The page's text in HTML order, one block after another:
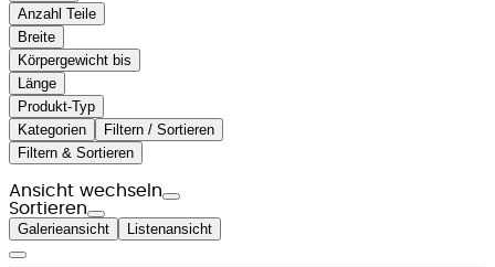
Anzahl Teile
Breite
Körpergewicht bis
Länge
Produkt-Typ
Kategorien
Filtern / Sortieren
Filtern & Sortieren
Ansicht wechseln
Sortieren
Galerieansicht Listenansicht